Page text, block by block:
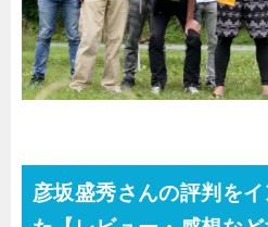
彦坂盛秀さんの評判を